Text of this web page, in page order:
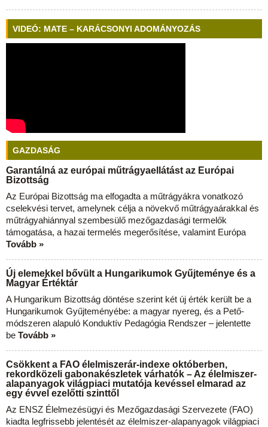
VIDEÓ: MATE – KARÁCSONYI ADOMÁNYOZÁS
GAZDASÁG
Garantálná az európai műtrágyaellátást az Európai
Bizottság
Az Európai Bizottság ma elfogadta a műtrágyákra vonatkozó
cselekvési tervet, amelynek célja a növekvő műtrágyaárakkal és
műtrágyahiánnyal szembesülő mezőgazdasági termelők
támogatása, a hazai termelés megerősítése, valamint Európa
Tovább »
Új elemekkel bővült a Hungarikumok Gyűjteménye és a
Magyar Értéktár
A Hungarikum Bizottság döntése szerint két új érték került be a
Hungarikumok Gyűjteményébe: a magyar nyereg, és a Pető-
módszeren alapuló Konduktív Pedagógia Rendszer – jelentette
be Tovább »
Csökkent a FAO élelmiszerár-indexe októberben,
rekordközeli gabonakészletek várhatók – Az élelmiszer-
alapanyagok világpiaci mutatója kevéssel elmarad az
egy évvel ezelőtti szinttől
Az ENSZ Élelmezésügyi és Mezőgazdasági Szervezete (FAO)
kiadta legfrissebb jelentését az élelmiszer-alapanyagok világpiaci